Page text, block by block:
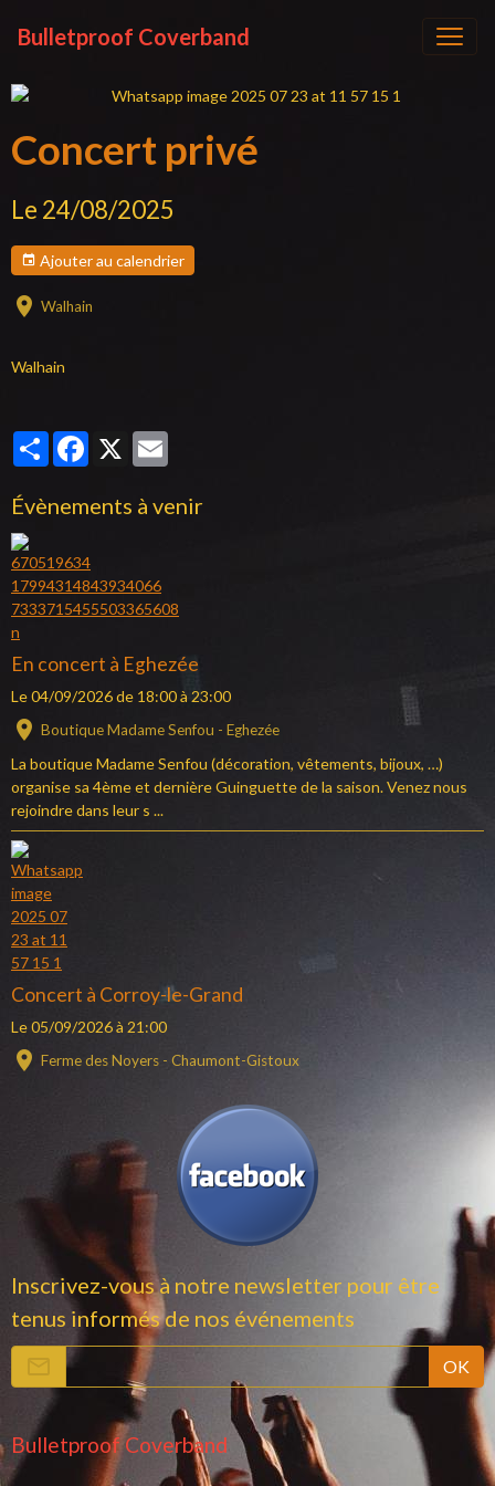
Bulletproof Coverband
Concert privé
Le 24/08/2025
Ajouter au calendrier
Walhain
Walhain
PartagerFacebook
X
Évènements à venir
En concert à Eghezée
Le 04/09/2026de 18:00à 23:00
Boutique Madame Senfou - Eghezée
La boutique Madame Senfou (décoration, vêtements, bijoux, …)
organise sa 4ème et dernière Guinguette de la saison. Venez nous
rejoindre dans leur s ...
Concert à Corroy-le-Grand
Le 05/09/2026à 21:00
Ferme des Noyers - Chaumont-Gistoux
Inscrivez-vous à notre newsletter pour être
tenus informés de nos événements
OK
Bulletproof Coverband